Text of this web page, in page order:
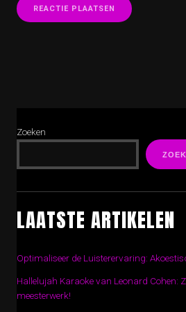
Zoeken
LAATSTE ARTIKELEN
Optimaliseer de Luisterervaring:
Hallelujah Karaoke van Leonard Cohen:
meesterwerk!